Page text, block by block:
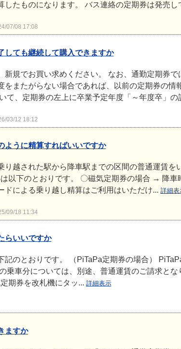
たものになります。 バス連絡の定期券は発売し
07/08 17:08
しても継続して購入できますか
規でお買い求めください。 なお、通勤定期券で
またがらない場合であれば、以前の定期券の情
て、定期券の左上に卒業予定年度「～年度卒」の
03/12 18:12
ように精算すればいいですか
り越された駅から降車駅までの区間の普通運賃を
以下のとおりです。 〇磁気定期券の場合 → 降車
による乗り越し精算はご利用はいただけ... 詳細表
09/18 11:34
らいいですか
のとおりです。 （PiTaPa定期券の場合）
乗車分については、別途、普通運賃のご請求と
期券を改札機にタッ... 詳細表示
ますか